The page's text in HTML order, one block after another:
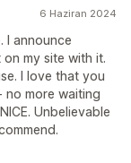
6 Haziran 2024
I announce
my site with it.
I love that you
no more waiting
Unbelievable